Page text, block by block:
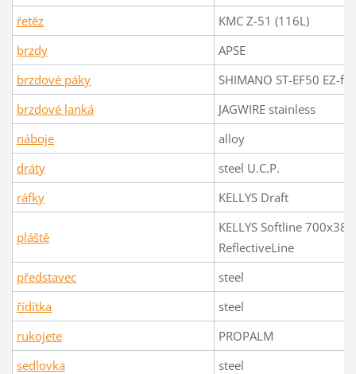
řetěz
KMC Z-51 (116L)
brzdy
APSE
brzdové páky
SHIMANO ST-EF50 EZ-
brzdové lanká
JAGWIRE stainless
náboje
alloy
dráty
steel U.C.P.
ráfky
KELLYS Draft
pláště
KELLYS Softline
ReflectiveLine
představec
steel
řídítka
steel
rukojete
PROPALM
sedlovka
steel